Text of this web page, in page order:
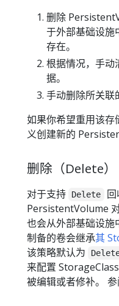
删除
于外部基础设施
存在。
根据情况，手动
据。
手动删除所关联
如果你希望重用该存
义创建新的
删除（Delete）
对于支持 Delete
PersistentVolume
也会从外部基础设施
制备的卷会继承其
该策略默认为
来配置
被编辑或者修补。 参